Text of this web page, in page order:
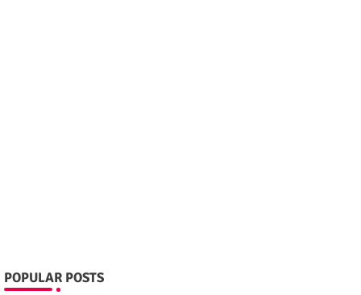
POPULAR POSTS